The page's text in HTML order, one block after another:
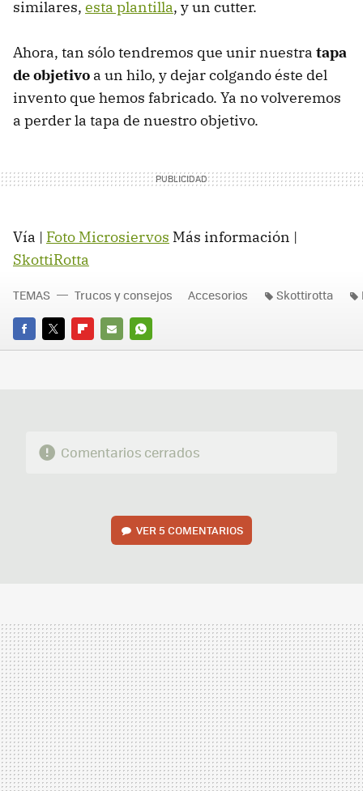
similares, esta plantilla, y un cutter.
Ahora, tan sólo tendremos que unir nuestra tapa
de objetivo a un hilo, y dejar colgando éste del
invento que hemos fabricado. Ya no volveremos
a perder la tapa de nuestro objetivo.
Vía | Foto Microsiervos Más información |
SkottiRotta
FACEBOOK
TWITTERFLIPBOARD
E-
WHATSAPP
TEMAS Trucos y consejos Accesorios Skottirotta
Comentarios cerrados
VER5 COMENTARIOS